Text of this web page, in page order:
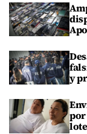
y
por